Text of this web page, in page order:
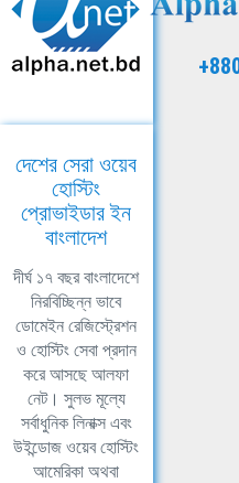
দেশের সেরা ওয়েব
হোস্টিং
প্রোভাইডার ইন
বাংলাদেশ
দীর্ঘ ১৭ বছর বাংলাদেশে
নিরবিচ্ছিন্ন ভাবে
ডোমেইন রেজিস্ট্রেশন
ও হোস্টিং সেবা প্রদান
করে আসছে আলফা
নেট। সুলভ মূল্যে
সর্বাধুনিক লিনাক্স এবং
উইন্ডোজ ওয়েব হোস্টিং
আমেরিকা অথবা